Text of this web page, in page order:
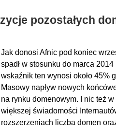
pozostałych
Jak donosi Afnic pod koniec
spadł w stosunku do marca
wskaźnik ten wynosi około 45%
Masowy napływ nowych
na rynku domenowym. I nic też
większej świadomości
rozszerzeniach liczba domen